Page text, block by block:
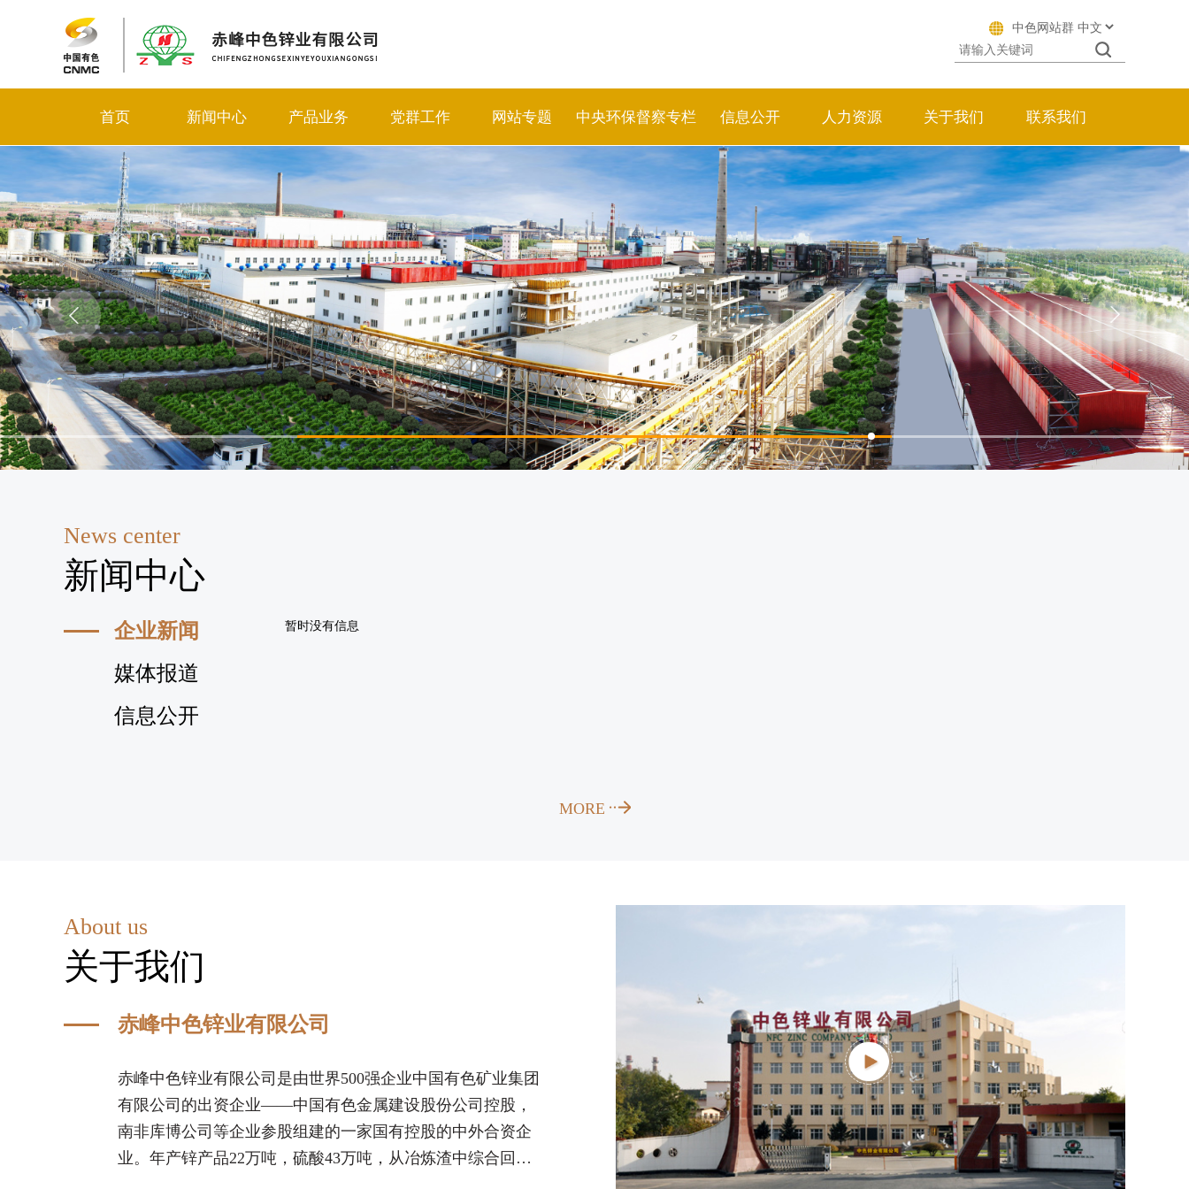
中色网站群
首页 新闻中心 产品业务 党群工作 网站专题 中央环保督察专栏 信息公开 人力资源 关于我们 联系我们
News center
新闻中心
企业新闻
媒体报道
信息公开
暂时没有信息
MORE
About us
关于我们
赤峰中色锌业有限公司
赤峰中色锌业有限公司是由世界500强企业中国有色矿业集团
有限公司的出资企业——中国有色金属建设股份公司控股，
南非库博公司等企业参股组建的一家国有控股的中外合资企
业。年产锌产品22万吨，硫酸43万吨，从冶炼渣中综合回收